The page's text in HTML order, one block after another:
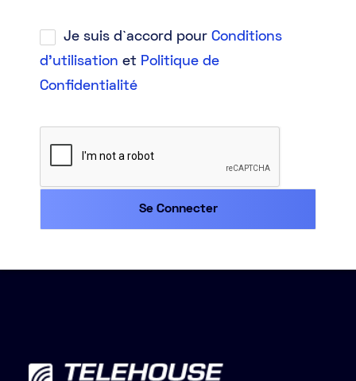
Je suis d`accord pour Conditions
d'utilisation et Politique de
Confidentialité